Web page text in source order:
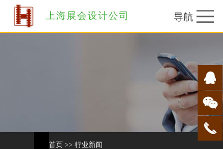
上海展会设计公司
首页 >> 行业新闻